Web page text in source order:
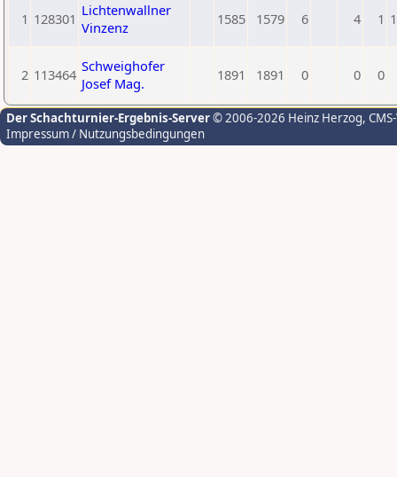
1 128301 Lichtenwallner
Vinzenz
1585 1579 6 4 1
2 113464 Schweighofer
Josef Mag.
1891 1891 0 0 0
Der Schachturnier-Ergebnis-Server© 2006-2026 Heinz Herzog,
Impressum / Nutzungsbedingungen